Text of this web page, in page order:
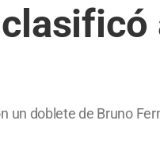
un doblete de Bruno